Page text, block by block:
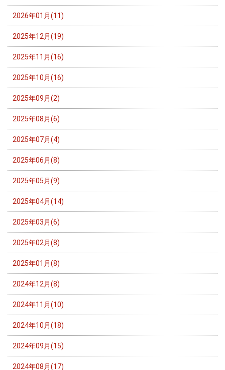
2026年01月(11)
2025年12月(19)
2025年11月(16)
2025年10月(16)
2025年09月(2)
2025年08月(6)
2025年07月(4)
2025年06月(8)
2025年05月(9)
2025年04月(14)
2025年03月(6)
2025年02月(8)
2025年01月(8)
2024年12月(8)
2024年11月(10)
2024年10月(18)
2024年09月(15)
2024年08月(17)